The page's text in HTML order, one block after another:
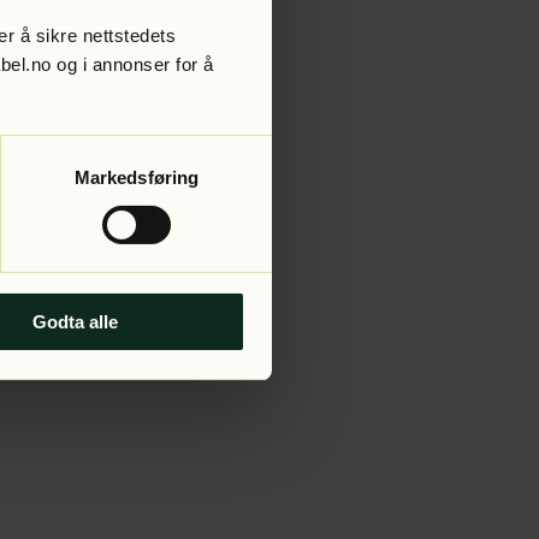
å sikre nettstedets
og i annonser for å
Markedsføring
Godta alle